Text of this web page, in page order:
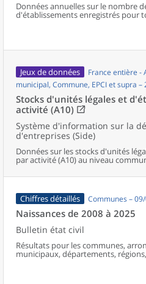
Données annuelles sur le nombre
d'établissements enregistrés pour
selon le secteur d’activité et la forme
Jeux de données
France entière -
municipal, Commune, EPCI et supra
Stocks d'unités légales et
activité (A10)
Système d'information sur la
d'entreprises (Side)
Données sur les stocks d'unités
par activité (A10) au niveau
Chiffres détaillés Communes –
Naissances de 2008 à 2025
Bulletin état civil
Résultats pour les communes,
municipaux, départements,
d’emploi, bassins de vie, unités